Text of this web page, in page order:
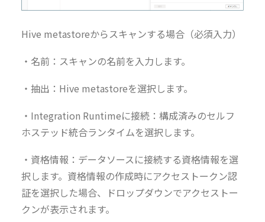
Hive metastoreからスキャンする場合（必須入力）
・名前：スキャンの名前を入力します。
・抽出：Hive metastoreを選択します。
・Integration Runtimeに接続：構成済みのセルフ
ホステッド統合ランタイムを選択します。
・資格情報：データソースに接続する資格情報を選
択します。資格情報の作成時にアクセストークン認
証を選択した場合、ドロップダウンでアクセストー
クンが表示されます。